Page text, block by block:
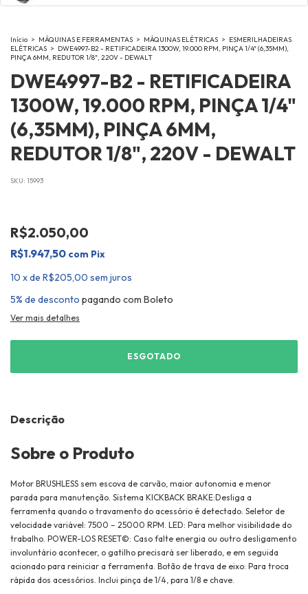
Início > MÁQUINAS E FERRAMENTAS > MÁQUINAS ELÉTRICAS > ESMERILHADEIRAS
ELÉTRICAS > DWE4997-B2 - RETIFICADEIRA 1300W, 19.000 RPM, PINÇA 1/4" (6,35MM),
PINÇA 6MM, REDUTOR 1/8", 220V - DEWALT
DWE4997-B2 - RETIFICADEIRA
1300W, 19.000 RPM, PINÇA 1/4"
(6,35MM), PINÇA 6MM,
REDUTOR 1/8", 220V - DEWALT
SKU: 15993
R$2.050,00
R$1.947,50 com Pix
10 xde R$205,00 sem juros
5% de desconto pagando com Boleto
Ver mais detalhes
Descrição
Sobre o Produto
Motor BRUSHLESS sem escova de carvão, maior autonomia e menor
parada para manutenção. Sistema KICKBACK BRAKE:Desliga a
ferramenta quando o travamento do acessório é detectado. Seletor de
velocidade variável: 7500 – 25000 RPM. LED: Para melhor visibilidade do
trabalho. POWER-LOS RESET©: Caso falte energia ou outro desligamento
involuntário acontecer, o gatilho precisará ser liberado, e em seguida
acionado para reiniciar a ferramenta. Botão de trava de eixo: Para troca
rápida dos acessórios. Inclui pinça de 1/4, para 1/8 e chave.